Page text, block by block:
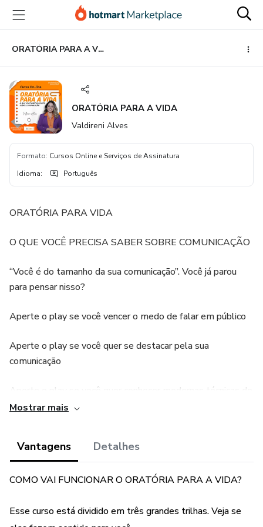
para
conteúdo
principal
para
pagamento
para
rodapé
ORATÓRIA PARA A VIDA
ORATÓRIA PARA A VIDA
Valdireni Alves
Formato: Cursos Online e Serviços de Assinatura
Idioma: Português
ORATÓRIA PARA VIDA
O QUE VOCÊ PRECISA SABER SOBRE COMUNICAÇÃO
“Você é do tamanho da sua comunicação”. Você já parou
para pensar nisso?
Aperte o play se você vencer o medo de falar em público
Aperte o play se você quer se destacar pela sua
comunicação
Aperte o play se você quer conhecer modernas técnicas de
oratória e informações que vão mudar a sua vida.
trabalhar essa habilidade, numa trilha única de
conhecimento.
objetivos.
Mostrar mais
Vantagens Detalhes
COMO VAI FUNCIONAR O ORATÓRIA PARA A VIDA?
Esse curso está dividido em três grandes trilhas. Veja se